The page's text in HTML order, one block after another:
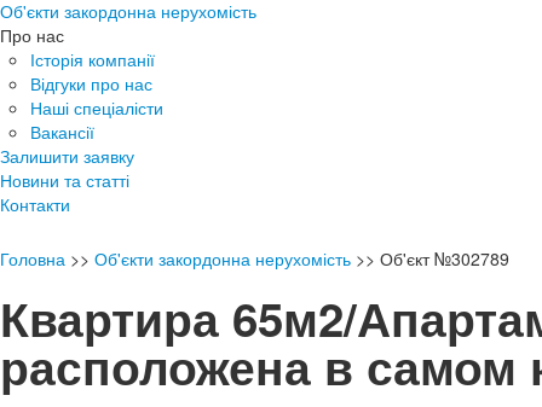
Об'єкти закордонна нерухомість
Про нас
Історія компанії
Відгуки про нас
Наші спеціалісти
Вакансії
Залишити заявку
Новини та статті
Контакти
Головна >> Об'єкти закордонна нерухомість >> Об'єкт №302789
Квартира 65м2/
расположена в